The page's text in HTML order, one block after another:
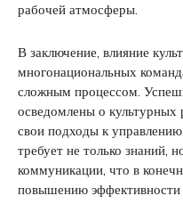
рабочей атмосферы.
В заключение, влияние
многонациональных
сложным процессом.
осведомлены о культурных
свои подходы к
требует не только знаний,
коммуникации, что в
повышению